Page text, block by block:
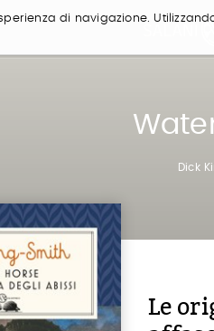
di navigazione.
Dick
Le